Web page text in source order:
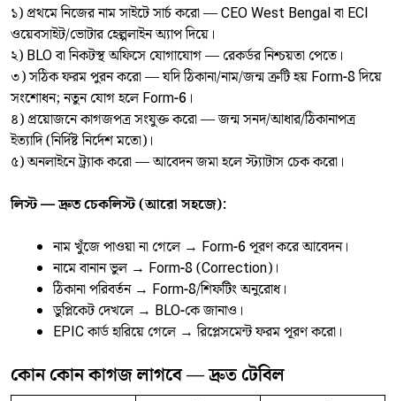
১) প্রথমে নিজের নাম সাইটে সার্চ করো — CEO West Bengal বা ECI
ওয়েবসাইট/ভোটার হেল্পলাইন অ্যাপ দিয়ে।
২) BLO বা নিকটস্থ অফিসে যোগাযোগ — রেকর্ডর নিশ্চয়তা পেতে।
৩) সঠিক ফরম পুরন করো — যদি ঠিকানা/নাম/জন্ম ত্রুটি হয় Form-8 দিয়ে
সংশোধন; নতুন যোগ হলে Form-6।
৪) প্রয়োজনে কাগজপত্র সংযুক্ত করো — জন্ম সনদ/আধার/ঠিকানাপত্র
ইত্যাদি (নির্দিষ্ট নির্দেশ মতো)।
৫) অনলাইনে ট্র্যাক করো — আবেদন জমা হলে স্ট্যাটাস চেক করো।
লিস্ট — দ্রুত চেকলিস্ট (আরো সহজে):
নাম খুঁজে পাওয়া না গেলে → Form-6 পূরণ করে আবেদন।
নামে বানান ভুল → Form-8 (Correction)।
ঠিকানা পরিবর্তন → Form-8/শিফটিং অনুরোধ।
ডুপ্লিকেট দেখলে → BLO-কে জানাও।
EPIC কার্ড হারিয়ে গেলে → রিপ্লেসমেন্ট ফরম পূরণ করো।
কোন কোন কাগজ লাগবে — দ্রুত টেবিল